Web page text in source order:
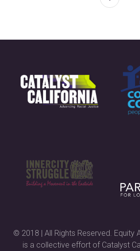
© 2018 | All Rights Reserved. Equity
is a collective effort of Catalyst